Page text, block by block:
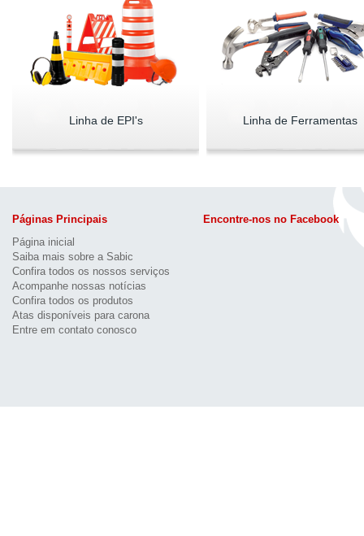
Linha de EPI's Linha de Ferramentas
Páginas Principais
Página inicial
Saiba mais sobre a Sabic
Confira todos os nossos serviços
Acompanhe nossas notícias
Confira todos os produtos
Atas disponíveis para carona
Entre em contato conosco
Encontre-nos no Facebook